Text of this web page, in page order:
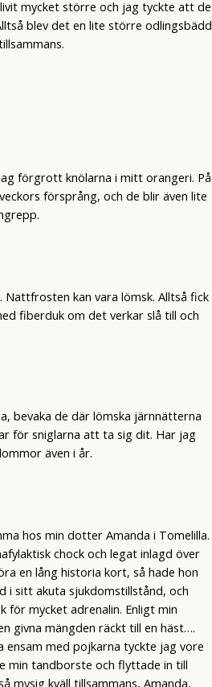
mycket större och jag tyckte att de
blev det en lite större odlingsbädd
förgrott knölarna i mitt orangeri. På
försprång, och de blir även lite
Nattfrosten kan vara lömsk. Alltså fick
fiberduk om det verkar slå till och
bevaka de där lömska järnnätterna
för sniglarna att ta sig dit. Har jag
även i år.
hos min dotter Amanda i Tomelilla.
chock och legat inlagd över
en lång historia kort, så hade hon
i sitt akuta sjukdomstillstånd, och
för mycket adrenalin. Enligt min
givna mängden räckt till en häst….
ensam med pojkarna tyckte jag vore
min tandborste och flyttade in till
mysig kväll tillsammans, Amanda,